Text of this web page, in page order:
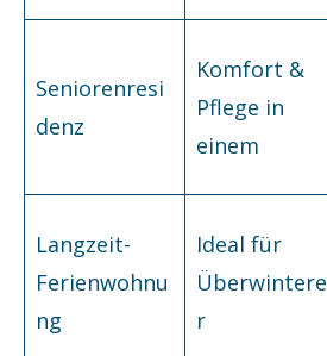
Seniorenresi
denz
Komfort &
Pflege in
einem
Langzeit-
Ferienwohnu
ng
Ideal für
Überwintere
r